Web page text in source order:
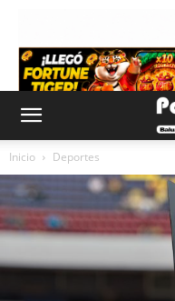
Inicio Deportes